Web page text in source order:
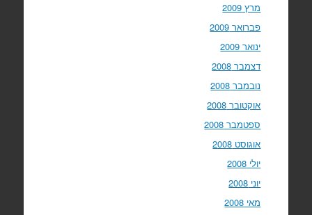
מרץ 2009
פברואר 2009
ינואר 2009
דצמבר 2008
נובמבר 2008
אוקטובר 2008
ספטמבר 2008
אוגוסט 2008
יולי 2008
יוני 2008
מאי 2008